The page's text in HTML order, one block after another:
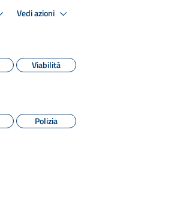
Vedi azioni
Viabilità
Polizia